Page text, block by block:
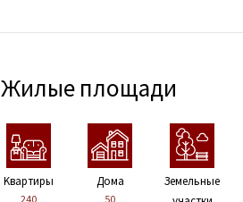
Жилые площади
Kвартиры
240
Дома
50
Земельные